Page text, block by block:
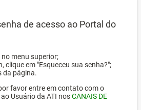
de acesso ao Portal do
menu superior;
clique em "Esqueceu sua senha?";
da página.
favor entre em contato com o
Usuário da ATI nosCANAIS DE